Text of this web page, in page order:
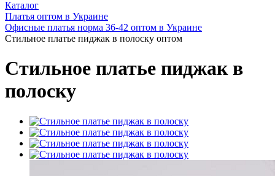
Каталог
Платья оптом в Украине
Офисные платья норма 36-42 оптом в Украине
Стильное платье пиджак в полоску оптом
Стильное платье пиджак в
полоску